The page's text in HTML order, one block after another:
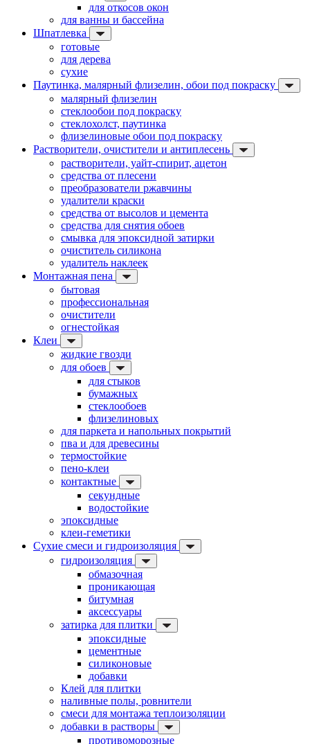
для откосов окон
для ванны и бассейна
Шпатлевка
готовые
для дерева
сухие
Паутинка, малярный флизелин, обои под покраску
малярный флизелин
стеклообои под покраску
стеклохолст, паутинка
флизелиновые обои под покраску
Растворители, очистители и антиплесень
растворители, уайт-спирит, ацетон
средства от плесени
преобразователи ржавчины
удалители краски
средства от высолов и цемента
средства для снятия обоев
смывка для эпоксидной затирки
очиститель силикона
удалитель наклеек
Монтажная пена
бытовая
профессиональная
очистители
огнестойкая
Клеи
жидкие гвозди
для обоев
для стыков
бумажных
стеклообоев
флизелиновых
для паркета и напольных покрытий
пва и для древесины
термостойкие
пено-клеи
контактные
секундные
водостойкие
эпоксидные
клеи-геметики
Сухие смеси и гидроизоляция
гидроизоляция
обмазочная
проникающая
битумная
аксессуары
затирка для плитки
эпоксидные
цементные
силиконовые
добавки
Клей для плитки
наливные полы, ровнители
смеси для монтажа теплоизоляции
добавки в растворы
противоморозные